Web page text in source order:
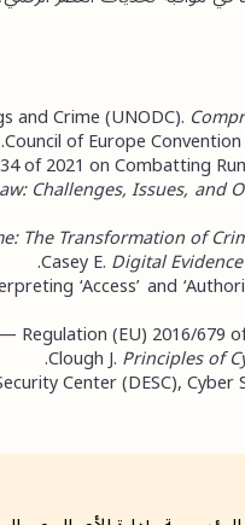
and Crime (UNODC).
Council of Europe
of 2021 on Combatting
Challenges, Issues, and
The Transformation of
Casey E. Digital
‘Access’ and
Regulation (EU) 2016/679
Clough J. Principles of
Center (DESC),